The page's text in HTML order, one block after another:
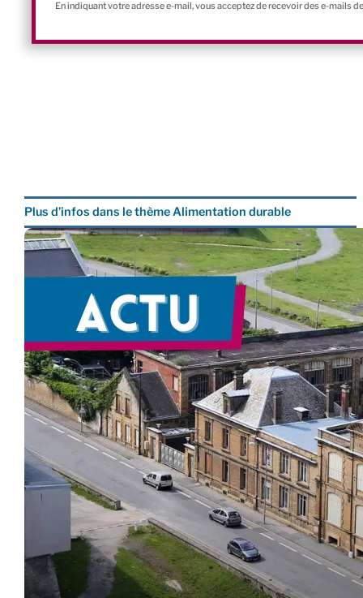
En indiquant votre adresse e-mail, vous acceptez de recevoir des e-mails
Plus d’infos dans le thème Alimentation durable